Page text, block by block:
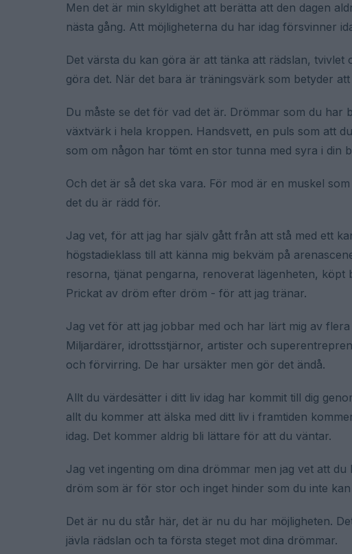
Men det är min skyldighet att berätta att den dagen
nästa gång. Att möjligheterna du har idag försvinner
Det värsta du kan göra är att tänka att rädslan,
göra det. När det bara är träningsvärk som betyder
Du måste se det för vad det är. Drömmar som du
växtvärk i hela kroppen. Handsvett, en puls som att
som om någon har tömt en stor tunna med syra i din
Och det är så det ska vara. För mod är en muskel
det du är rädd för.
Jag vet, för att jag har själv gått från att stå med ett
högstadieklass till att känna mig bekväm på
resorna, tjänat pengarna, renoverat lägenheten,
Prickat av dröm efter dröm - för att jag tränar.
Jag vet för att jag jobbar med och har lärt mig av
Miljardärer, idrottsstjärnor, artister och
och förvirring. De har ursäkter men gör det ändå.
Allt du värdesätter i ditt liv idag har kommit till dig
allt du kommer att älska med ditt liv i framtiden
idag. Det kommer aldrig bli lättare för att du väntar.
Jag vet ingenting om dina drömmar men jag vet att
dröm som är för stor och inget hinder som du inte
Det är nu du står här, det är nu du har möjligheten.
jävla rädslan och ta första steget mot dina drömmar.